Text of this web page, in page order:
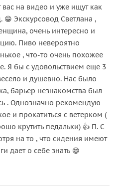
на видео и уже ищут как
Экскурсовод Светлана ,
очень интересно и
Пиво невероятно
, что-то очень похожее
Я бы с удовольствием еще 3
и душевно. Нас было
барьер незнакомства был
. Однозначно рекомендую
и прокатиться с ветерком (
крутить педальки) 👍 П. С
на то , что сидения имеют
дает о себе знать 😁